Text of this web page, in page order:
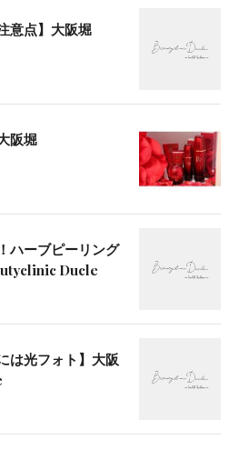
意点】大阪堀
阪堀
ハーブピーリング
Ducle
は光フォト】大阪